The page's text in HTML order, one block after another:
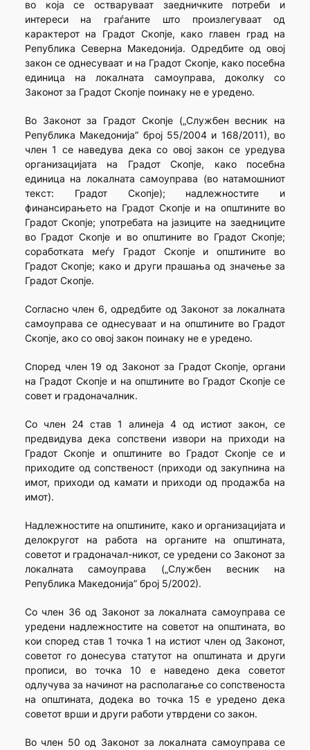
во која се остваруваат заедничките потреби и
интереси на граѓаните што произлегуваат од
карактерот на Градот Скопје, како главен град на
Република Северна Македонија. Одредбите од овој
закон се однесуваат и на Градот Скопје, како посебна
единица на локалната самоуправа, доколку со
Законот за Градот Скопје поинаку не е уредено.
Во Законот за Градот Скопје („Службен весник на
Република Македонија” број 55/2004 и 168/2011), во
член 1 се наведува дека со овој закон се уредува
организацијата на Градот Скопје, како посебна
единица на локалната самоуправа (во натамошниот
текст: Градот Скопје); надлежностите и
финансирањето на Градот Скопје и на општините во
Градот Скопје; употребата на јазиците на заедниците
во Градот Скопје и во општините во Градот Скопје;
соработката меѓу Градот Скопје и општините во
Градот Скопје; како и други прашања од значење за
Градот Скопје.
Согласно член 6, одредбите од Законот за локалната
самоуправа се однесуваат и на општините во Градот
Скопје, ако со овој закон поинаку не е уредено.
Според член 19 од Законот за Градот Скопје, органи
на Градот Скопје и на општините во Градот Скопје се
совет и градоначалник.
Со член 24 став 1 алинеја 4 од истиот закон, се
предвидува дека сопствени извори на приходи на
Градот Скопје и општините во Градот Скопје се и
приходите од сопственост (приходи од закупнина на
имот, приходи од камати и приходи од продажба на
имот).
Надлежностите на општините, како и организацијата и
делокругот на работа на органите на општината,
советот и градоначал-никот, се уредени со Законот за
локалната самоуправа („Службен весник на
Република Македонија” број 5/2002).
Со член 36 од Законот за локалната самоуправа се
уредени надлежностите на советот на општината, во
кои според став 1 точка 1 на истиот член од Законот,
советот го донесува статутот на општината и други
прописи, во точка 10 е наведено дека советот
одлучува за начинот на располагање со сопственоста
на општината, додека во точка 15 е уредено дека
советот врши и други работи утврдени со закон.
Во член 50 од Законот за локалната самоуправа се